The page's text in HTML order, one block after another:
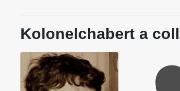
Kolonelchabert a